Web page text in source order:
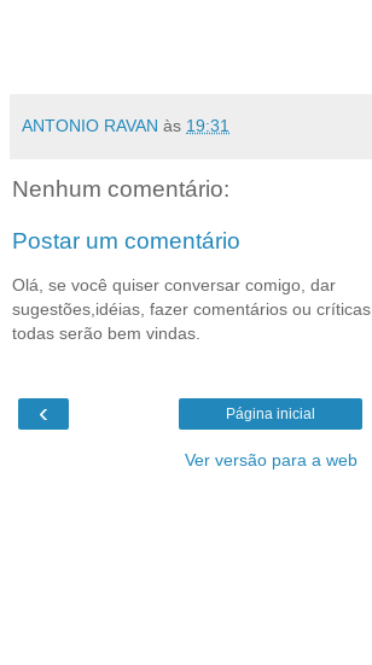
ANTONIO RAVAN às 19:31
Nenhum comentário:
Postar um comentário
Olá, se você quiser conversar comigo, dar
sugestões,idéias, fazer comentários ou críticas,
todas serão bem vindas.
‹ Página inicial
Ver versão para a web